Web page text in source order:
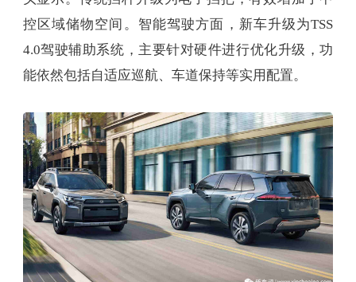
控区域储物空间。智能驾驶方面，新车升级为TSS
4.0驾驶辅助系统，主要针对硬件进行优化升级，功
能依然包括自适应巡航、车道保持等实用配置。